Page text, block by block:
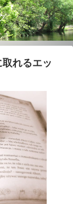
れるエッ